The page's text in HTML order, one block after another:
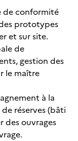
de conformité
prototypes
et sur site.
de
gestion des
le maître
à la
réserves (bâti
des ouvrages